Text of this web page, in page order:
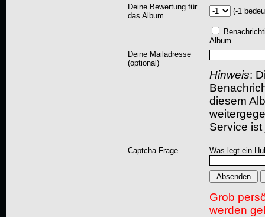
Deine Bewertung für
das Album
(-1
Album.
Deine Mailadresse
(optional)
Hinweis:
diesem
Service
Captcha-Frage Was legt ein
Grob
werden